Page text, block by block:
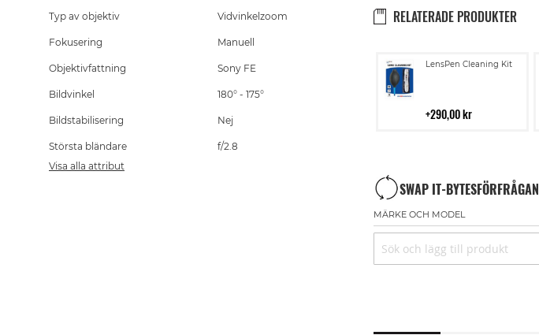
RELATERADE PRODUKTER
LensPen Cleaning Kit
290,00 kr
Lägg
SWAP IT-BYTESFÖRFRÅGAN
MÄRKE OCH MODEL
the
images
Typ av objektiv Vidvinkelzoom
Fokusering Manuell
Objektivfattning Sony FE
Bildvinkel 180° - 175°
Bildstabilisering Nej
Största bländare
f/2.8
Visa alla attribut